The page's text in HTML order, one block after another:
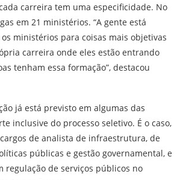
carreira tem uma especificidade. No
em 21 ministérios. “A gente está
ministérios para coisas mais objetivas
carreira onde eles estão entrando
tenham essa formação”, destacou
já está previsto em algumas das
inclusive do processo seletivo. É o caso,
de analista de infraestrutura, de
públicas e gestão governamental, e
regulação de serviços públicos no